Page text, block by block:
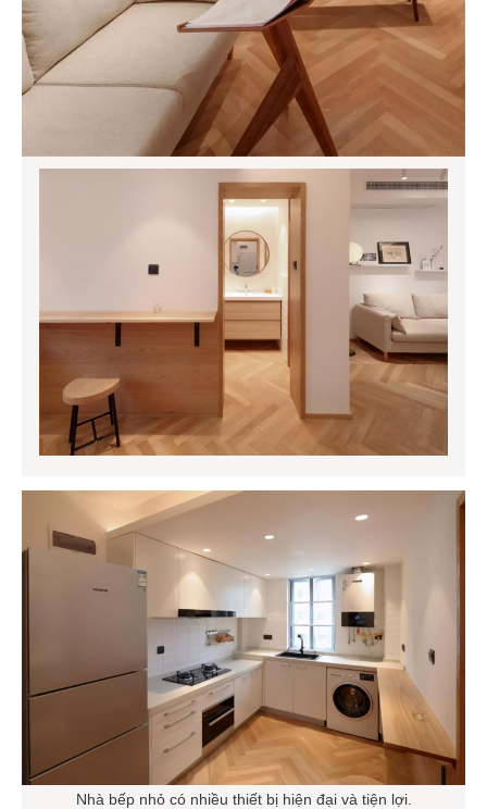
Nhà bếp nhỏ có nhiều thiết bị hiện đại và tiện lợi.